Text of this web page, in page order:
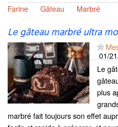
Farine
Gâteau Marbré
Le gâteau marbré ultra
01/
Le
plus
marbré fait toujours son effet